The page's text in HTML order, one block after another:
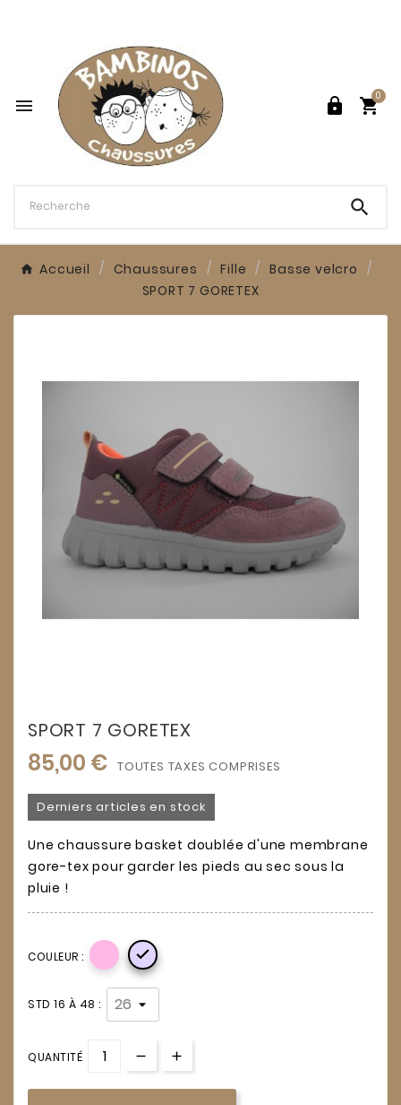
  
0

Accueil Chaussures Fille
Basse velcro
SPORT 7 GORETEX
SPORT 7 GORETEX
85,00 € TOUTES TAXES COMPRISES
Derniers articles en stock
Une chaussure basket doublée d'une membrane
gore-tex pour garder les pieds au sec sous la
pluie !
COULEUR : 
STD 16 À 48 :
QUANTITÉ